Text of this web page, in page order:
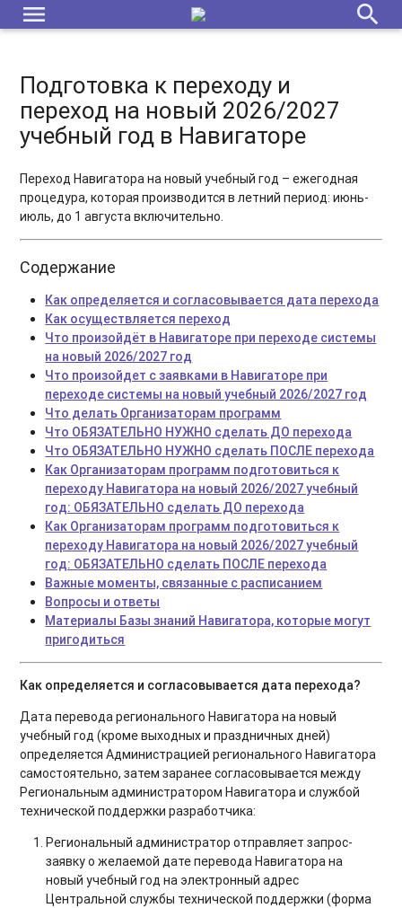
menu search
Подготовка к переходу и
переход на новый 2026/2027
учебный год в Навигаторе
Переход Навигатора на новый учебный год – ежегодная
процедура, которая производится в летний период: июнь-
июль, до 1 августа включительно.
Содержание
Как определяется и согласовывается дата перехода
Как осуществляется переход
Что произойдёт в Навигаторе при переходе системы
на новый 2026/2027 год
Что произойдет с заявками в Навигаторе при
переходе системы на новый учебный 2026/2027 год
Что делать Организаторам программ
Что ОБЯЗАТЕЛЬНО НУЖНО сделать ДО перехода
Что ОБЯЗАТЕЛЬНО НУЖНО сделать ПОСЛЕ перехода
Как Организаторам программ подготовиться к
переходу Навигатора на новый 2026/2027 учебный
год: ОБЯЗАТЕЛЬНО сделать ДО перехода
Как Организаторам программ подготовиться к
переходу Навигатора на новый 2026/2027 учебный
год: ОБЯЗАТЕЛЬНО сделать ПОСЛЕ перехода
Важные моменты, связанные с расписанием
Вопросы и ответы
Материалы Базы знаний Навигатора, которые могут
пригодиться
Как определяется и согласовывается дата перехода?
Дата перевода регионального Навигатора на новый
учебный год (кроме выходных и праздничных дней)
определяется Администрацией регионального Навигатора
самостоятельно, затем заранее согласовывается между
Региональным администратором Навигатора и службой
технической поддержки разработчика:
Региональный администратор отправляет запрос-
заявку о желаемой дате перевода Навигатора на
новый учебный год на электронный адрес
Центральной службы технической поддержки (форма